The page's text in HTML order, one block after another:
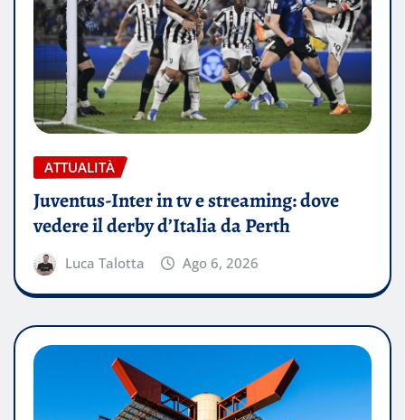
ATTUALITÀ
Juventus-Inter in tv e streaming: dove
vedere il derby d’Italia da Perth
Luca Talotta Ago 6, 2026